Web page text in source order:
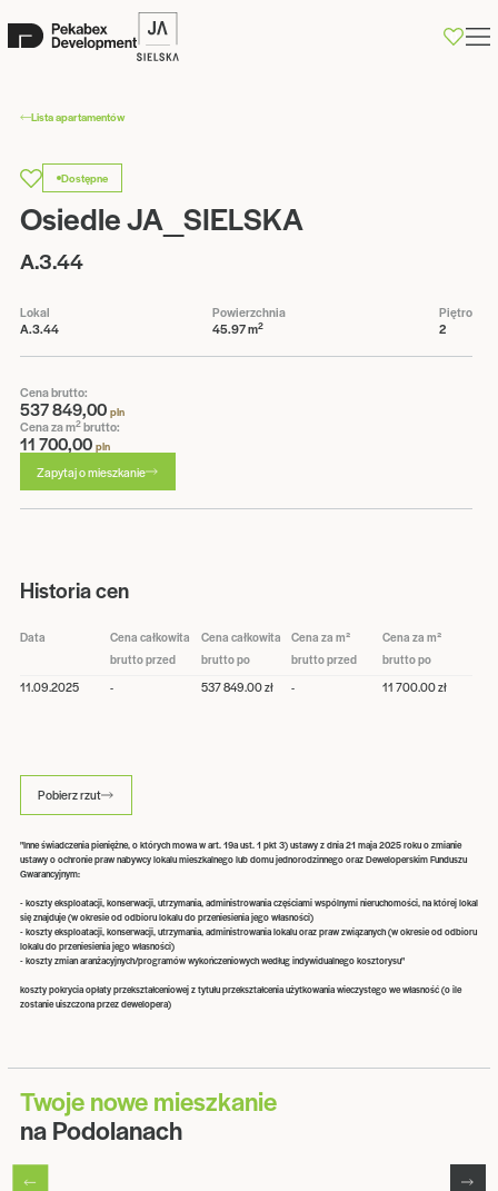
0
Lista apartamentów
Dostępne
Osiedle JA_SIELSKA
A.3.44
Lokal
A.3.44
Powierzchnia
45.97 m2
Piętro
2
Cena brutto:
537 849,00 pln
Cena za m2brutto:
11 700,00 pln
Zapytaj o mieszkanie
Historia cen
Data
Cena całkowita
brutto przed
Cena całkowita
brutto po
Cena za m²
brutto przed
Cena za m²
brutto po
11.09.2025
- 537 849.00 zł - 11 700.00 zł
Pobierz rzut
"Inne świadczenia pieniężne, o których mowa w art. 19a ust. 1 pkt 3) ustawy z dnia 21 maja 2025 roku o zmianie
ustawy o ochronie praw nabywcy lokalu mieszkalnego lub domu jednorodzinnego oraz Deweloperskim Funduszu
Gwarancyjnym:
- koszty eksploatacji, konserwacji, utrzymania, administrowania częściami wspólnymi nieruchomości, na której lokal
się znajduje (w okresie od odbioru lokalu do przeniesienia jego własności)
- koszty eksploatacji, konserwacji, utrzymania, administrowania lokalu oraz praw związanych (w okresie od odbioru
lokalu do przeniesienia jego własności)
- koszty zmian aranżacyjnych/programów wykończeniowych według indywidualnego kosztorysu"
koszty pokrycia opłaty przekształceniowej z tytułu przekształcenia użytkowania wieczystego we własność (o ile
zostanie uiszczona przez dewelopera)
Twoje nowe mieszkanie
na Podolanach